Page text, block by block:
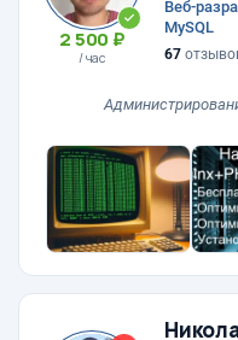
2 500 ₽
/ час
Веб-
MySQL
67